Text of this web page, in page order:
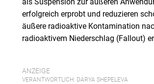
als Suspension zur äußeren
erfolgreich erprobt und reduzieren
äußere radioaktive Kontamination
radioaktivem Niederschlag (Fallout)
ANZEIGE
VERANTWORTLICH: DARYA SHEPELEVA